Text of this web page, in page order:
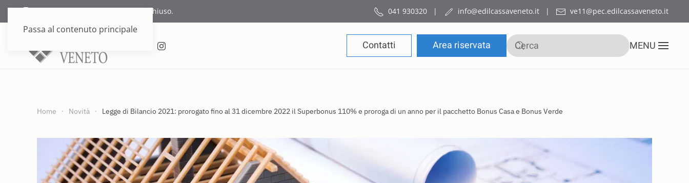
Passa al contenuto principale
Supporto telefonico attualmente chiuso. 041 930320 | info@edilcassaveneto.it | ve11@pec.edilcassaveneto.it
Contatti Area riservata MENU
Home Novità Legge di Bilancio 2021: prorogato fino al 31 dicembre 2022 il Superbonus 110% e proroga di un anno per il pacchetto Bonus Casa e Bonus Verde